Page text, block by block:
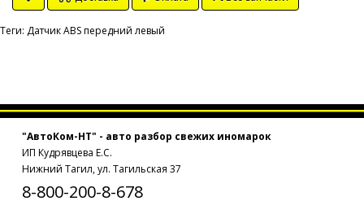
Теги: Датчик ABS передний левый
"АвтоКом-НТ" - авто разбор свежих иномарок
ИП Кудрявцева Е.С.
Нижний Тагил, ул. Тагильская 37
8-800-200-8-678